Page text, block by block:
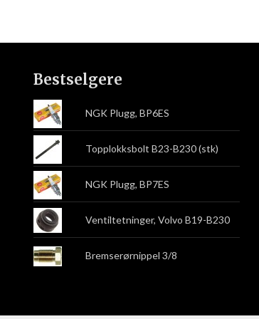
Bestselgere
NGK Plugg, BP6ES
Topplokksbolt B23-B230 (stk)
NGK Plugg, BP7ES
Ventiltetninger, Volvo B19-B230
Bremserørnippel 3/8